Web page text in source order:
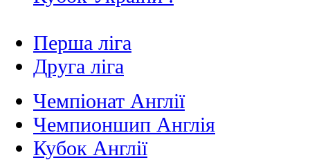
Перша ліга
Друга ліга
Чемпіонат Англії
Чемпионшип Англія
Кубок Англії